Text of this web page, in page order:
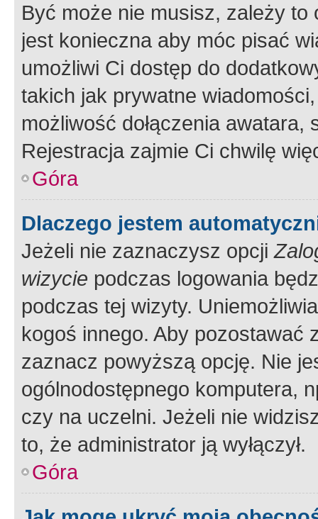
Być może nie musisz, zależy
jest konieczna aby móc pisać
umożliwi Ci dostęp do
takich jak prywatne
możliwość dołączenia
Rejestracja zajmie Ci chwilę
Góra
Dlaczego jestem
Jeżeli nie zaznaczysz opcji
wizycie podczas logowania
podczas tej wizyty.
kogoś innego. Aby pozostawać
zaznacz powyższą opcję. Nie
ogólnodostępnego komputera,
czy na uczelni. Jeżeli nie
to, że administrator ją wyłączył.
Góra